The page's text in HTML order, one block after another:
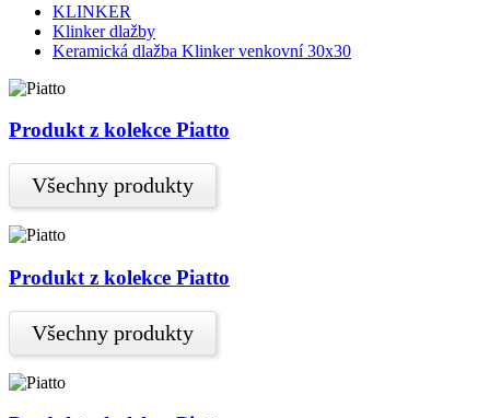
KLINKER
Klinker dlažby
Keramická dlažba Klinker venkovní 30x30
Produkt z kolekce Piatto
Všechny produkty
Produkt z kolekce Piatto
Všechny produkty